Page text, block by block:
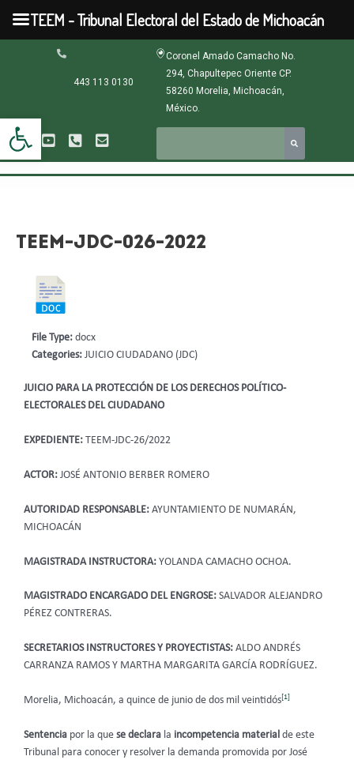
Abrir barra de herramientas
contenido
443 113 0130
Coronel Amado Camacho No.
294, Chapultepec Oriente CP.
58260 Morelia, Michoacán,
México.
TEEM-JDC-026-2022
JUICIO PARA LA PROTECCIÓN DE LOS DERECHOS POLÍTICO-
ELECTORALES DEL CIUDADANO
EXPEDIENTE: TEEM-JDC-26/2022
ACTOR: JOSÉ ANTONIO BERBER ROMERO
AUTORIDAD RESPONSABLE: AYUNTAMIENTO DE NUMARÁN,
MICHOACÁN
MAGISTRADA INSTRUCTORA: YOLANDA CAMACHO OCHOA.
MAGISTRADO ENCARGADO DEL ENGROSE: SALVADOR ALEJANDRO
PÉREZ CONTRERAS.
SECRETARIOS INSTRUCTORES Y PROYECTISTAS: ALDO ANDRÉS
CARRANZA RAMOS Y MARTHA MARGARITA GARCÍA RODRÍGUEZ.
Morelia, Michoacán, a quince de junio de dos mil veintidós[1]
Sentencia por la que se declara la incompetencia material de este
Tribunal para conocer y resolver la demanda promovida por José
File Type: docx
Categories: JUICIO CIUDADANO (JDC)
TEEM - Tribunal Electoral del Estado de Michoacán